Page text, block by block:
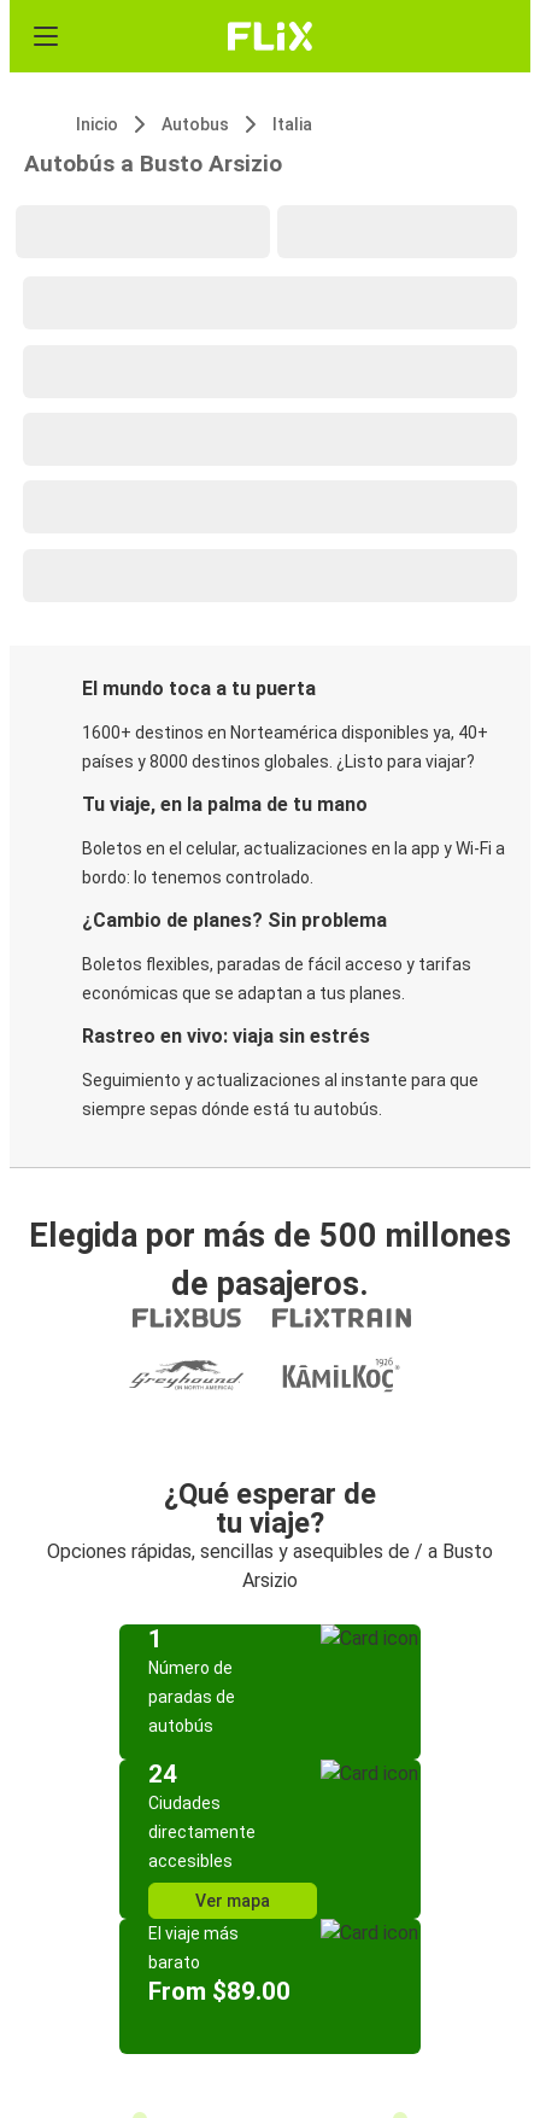
Inicio Autobus Italia
Autobús a Busto Arsizio
El mundo toca a tu puerta
1600+ destinos en Norteamérica disponibles ya, 40+
países y 8000 destinos globales. ¿Listo para viajar?
Tu viaje, en la palma de tu mano
Boletos en el celular, actualizaciones en la app y Wi-Fi a
bordo: lo tenemos controlado.
¿Cambio de planes? Sin problema
Boletos flexibles, paradas de fácil acceso y tarifas
económicas que se adaptan a tus planes.
Rastreo en vivo: viaja sin estrés
Seguimiento y actualizaciones al instante para que
siempre sepas dónde está tu autobús.
Elegida por más de 500 millones
de pasajeros.
¿Qué esperar de
tu viaje?
Opciones rápidas, sencillas y asequibles de / a Busto
Arsizio
1
Número de
paradas de
autobús
24
Ciudades
directamente
accesibles
Ver mapa
El viaje más
barato
From $89.00